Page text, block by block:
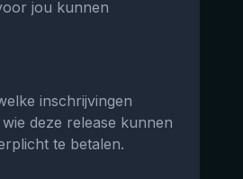
jou kunnen
inschrijvingen
deze release kunnen
te betalen.